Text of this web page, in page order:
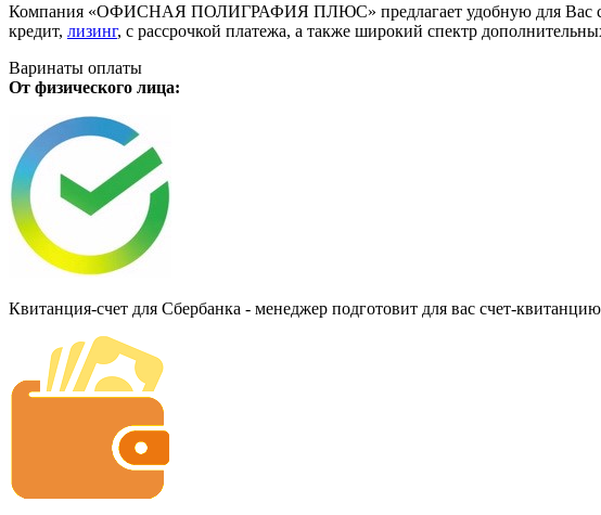
Компания «ОФИСНАЯ ПОЛИГРАФИЯ ПЛЮС» предлагает удобную для Вас
кредит, лизинг, с рассрочкой платежа, а также широкий спектр
Варинаты оплаты
От физического лица:
Квитанция-счет для Сбербанка - менеджер подготовит для вас счет-